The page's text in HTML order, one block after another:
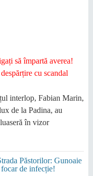
interlop, Fabian Marin,
de la Padina, au
în vizor
Păstorilor: Gunoaie
de infecție!